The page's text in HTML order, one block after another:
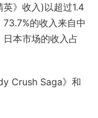
》收入)以超过1.4
的收入来自中
日本市场的收入占
Crush Saga》和